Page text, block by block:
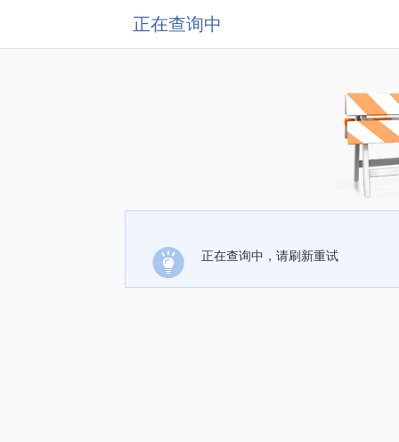
正在查询中
正在查询中，请刷新重试